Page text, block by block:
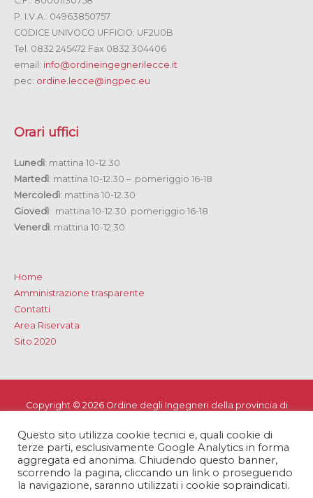
P. I.V.A.: 04963850757
CODICE UNIVOCO UFFICIO: UF2U0B
Tel. 0832 245472 Fax 0832 304406
email: info@ordineingegnerilecce.it
pec: ordine.lecce@ingpec.eu
Orari uffici
Lunedì: mattina 10-12.30
Martedì: mattina 10-12.30 – pomeriggio 16-18
Mercoledì: mattina 10-12.30
Giovedì: mattina 10-12.30 pomeriggio 16-18
Venerdì: mattina 10-12.30
Home
Amministrazione trasparente
Contatti
Area Riservata
Sito 2020
Copyright © 2026 Ordine degli Ingegneri della provincia di
Privacy e Cookie Policy-Note Legali -Dichiarazione di
accessibilità
Questo sito utilizza cookie tecnici e, quali cookie di
terze parti, esclusivamente Google Analytics in forma
aggregata ed anonima. Chiudendo questo banner,
scorrendo la pagina, cliccando un link o proseguendo
la navigazione, saranno utilizzati i cookie sopraindicati.